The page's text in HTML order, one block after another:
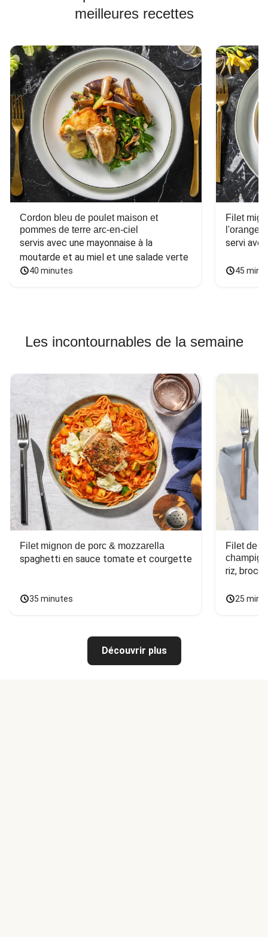
meilleures recettes
Cordon bleu de poulet maison et
pommes de terre arc-en-ciel
servis avec une mayonnaise à la
moutarde et au miel et une salade verte
40 minutes
Filet
l'orange
servi
45
Les incontournables de la semaine
Filet mignon de porc & mozzarella
spaghetti en sauce tomate et courgette
35 minutes
Filet de
riz,
25
Découvrir plus